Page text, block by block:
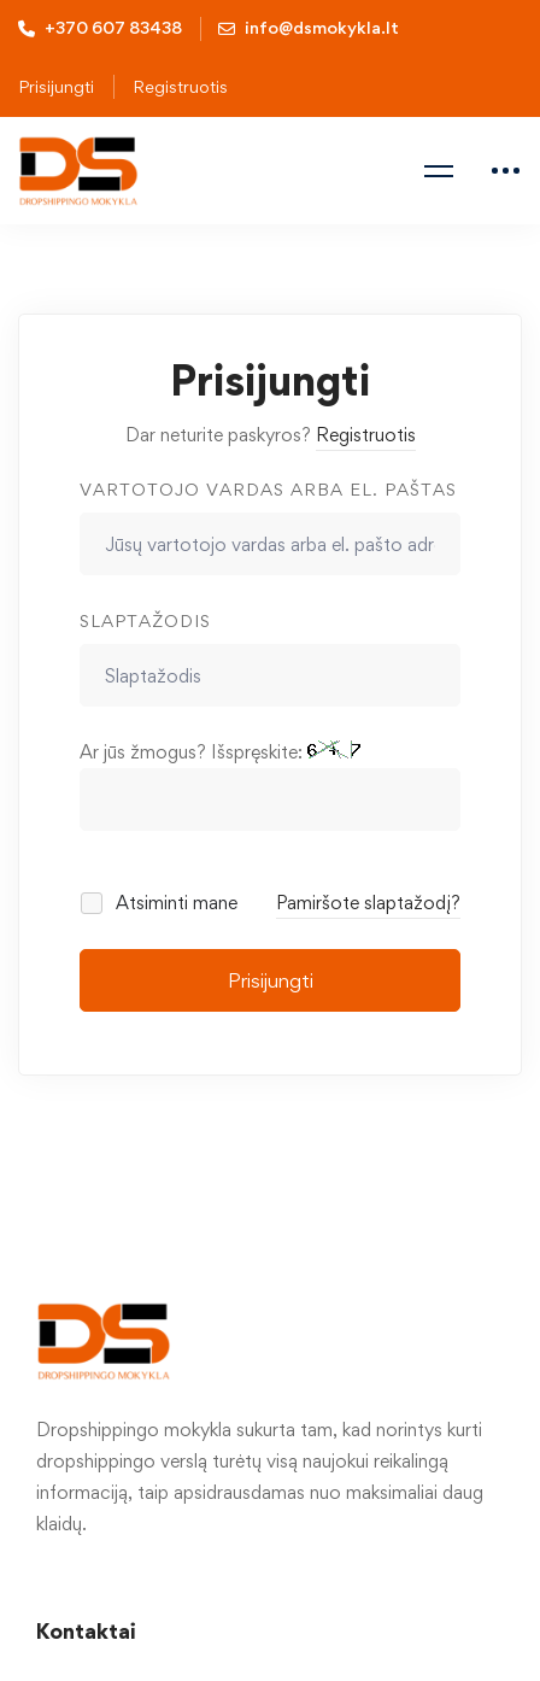
+370 607 83438 info@dsmokykla.lt
Prisijungti Registruotis
Prisijungti
Dar neturite paskyros? Registruotis
VARTOTOJO VARDAS ARBA EL. PAŠTAS
SLAPTAŽODIS
Ar jūs žmogus? Išspręskite:
Atsiminti mane Pamiršote slaptažodį?
Prisijungti
Dropshippingo mokykla sukurta tam, kad norintys kurti
dropshippingo verslą turėtų visą naujokui reikalingą
informaciją, taip apsidrausdamas nuo maksimaliai daug
klaidų.
Kontaktai